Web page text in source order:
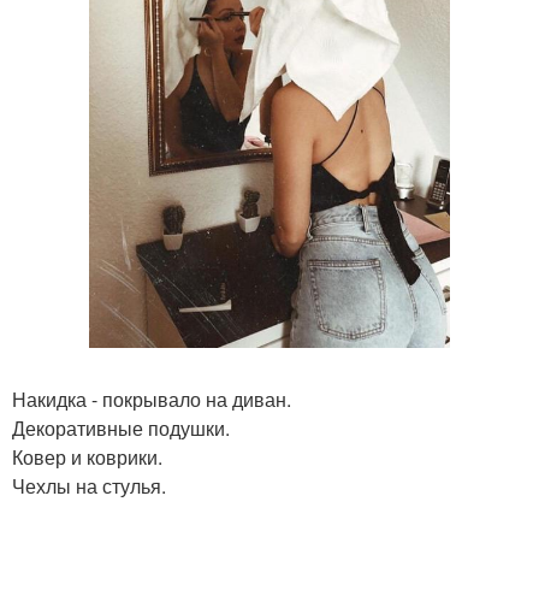
Накидка - покрывало на диван.
Декоративные подушки.
Ковер и коврики.
Чехлы на стулья.